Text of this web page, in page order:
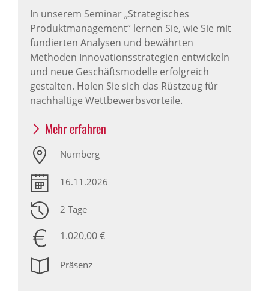
In unserem Seminar „Strategisches
Produktmanagement“ lernen Sie, wie Sie mit
fundierten Analysen und bewährten
Methoden Innovationsstrategien entwickeln
und neue Geschäftsmodelle erfolgreich
gestalten. Holen Sie sich das Rüstzeug für
nachhaltige Wettbewerbsvorteile.
Mehr erfahren
Nürnberg
16.11.2026
2 Tage
1.020,00 €
Präsenz